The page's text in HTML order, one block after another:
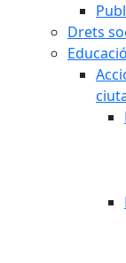
Drets
Educació